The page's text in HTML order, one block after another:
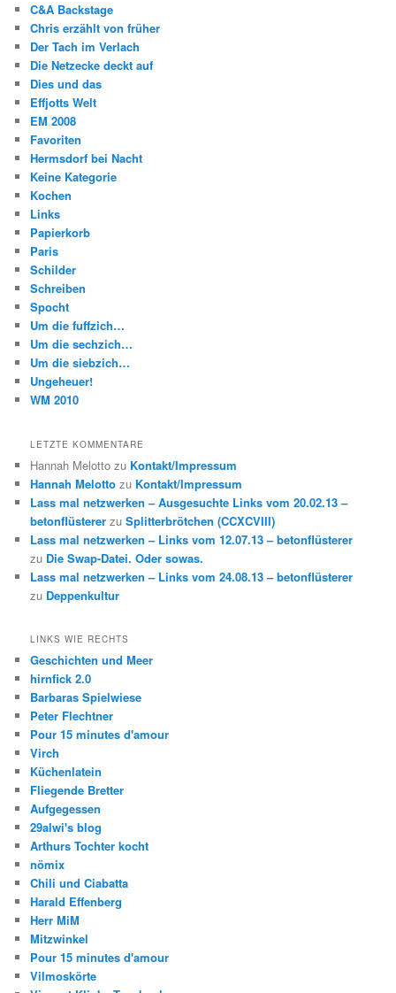
C&A Backstage
Chris erzählt von früher
Der Tach im Verlach
Die Netzecke deckt auf
Dies und das
Effjotts Welt
EM 2008
Favoriten
Hermsdorf bei Nacht
Keine Kategorie
Kochen
Links
Papierkorb
Paris
Schilder
Schreiben
Spocht
Um die fuffzich…
Um die sechzich…
Um die siebzich…
Ungeheuer!
WM 2010
LETZTE KOMMENTARE
Hannah Melotto zu Kontakt/Impressum
Hannah Melotto zu Kontakt/Impressum
Lass mal netzwerken – Ausgesuchte Links vom 20.02.13 –
betonflüsterer zuSplitterbrötchen (CCXCVIII)
Lass mal netzwerken – Links vom 12.07.13 – betonflüsterer
zu Die Swap-Datei. Oder sowas.
Lass mal netzwerken – Links vom 24.08.13 – betonflüsterer
zu Deppenkultur
LINKS WIE RECHTS
Geschichten und Meer
hirnfick 2.0
Barbaras Spielwiese
Peter Flechtner
Pour 15 minutes d'amour
Virch
Küchenlatein
Fliegende Bretter
Aufgegessen
29alwi's blog
Arthurs Tochter kocht
nömix
Chili und Ciabatta
Harald Effenberg
Herr MiM
Mitzwinkel
Pour 15 minutes d'amour
Vilmoskörte